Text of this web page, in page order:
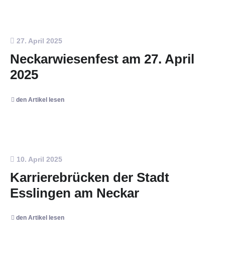
27. April 2025
Neckarwiesenfest am 27. April
2025
den Artikel lesen
10. April 2025
Karrierebrücken der Stadt
Esslingen am Neckar
den Artikel lesen